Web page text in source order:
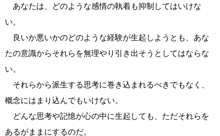
あなたは、どのような感情の執着も抑制してはいけな
い。
良いか悪いかのどのような経験が生起しようとも、あな
たの意識からそれらを無理やり引き出そうとしてはならな
い。
それらから派生する思考に巻き込まれるべきでもなく、
概念にはまり込んでもいけない。
どんな思考や記憶が心の中に生起しても、ただそれらを
あるがままにするのだ。